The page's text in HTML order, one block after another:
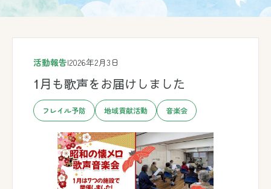
活動報告|2026年2月3日
1月も歌声をお届けしました
フレイル予防 地域貢献活動 音楽会